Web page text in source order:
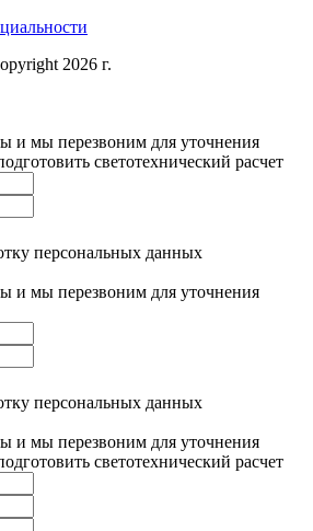
2026 г.
и мы перезвоним для уточнения
светотехнический расчет
персональных данных
и мы перезвоним для уточнения
персональных данных
и мы перезвоним для уточнения
светотехнический расчет